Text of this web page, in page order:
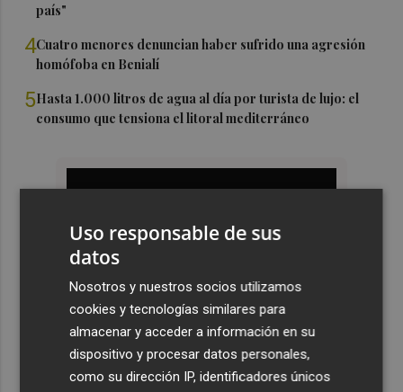
país"
4Cuatro menores denuncian haber sufrido una agresión
homófoba en Benialí
5Hasta 1.000 litros de agua al día por turista de lujo: el
consumo que tensiona el litoral mediterráneo
Uso responsable de sus
datos
Nosotros y nuestros socios utilizamos
cookies y tecnologías similares para
almacenar y acceder a información en su
dispositivo y procesar datos personales,
como su dirección IP, identificadores únicos